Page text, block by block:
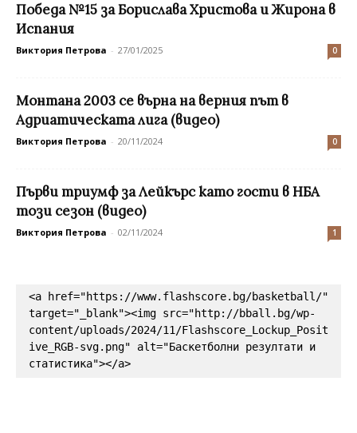
Победа №15 за Борислава Христова и Жирона в
Испания
Виктория Петрова - 27/01/2025 0
Монтана 2003 се върна на верния път в
Адриатическата лига (видео)
Виктория Петрова - 20/11/2024 0
Първи триумф за Лейкърс като гости в НБА
този сезон (видео)
Виктория Петрова - 02/11/2024 1
<a href="https://www.flashscore.bg/basketball/"
target="_blank"><img src="http://bball.bg/wp-
content/uploads/2024/11/Flashscore_Lockup_Posit
ive_RGB-svg.png" alt="Баскетболни резултати и
статистика"></a>